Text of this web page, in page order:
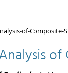
of-Composite-